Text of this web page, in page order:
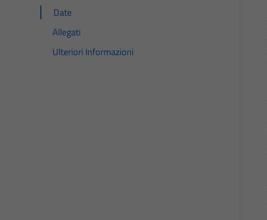
Date
Allegati
Ulteriori Informazioni